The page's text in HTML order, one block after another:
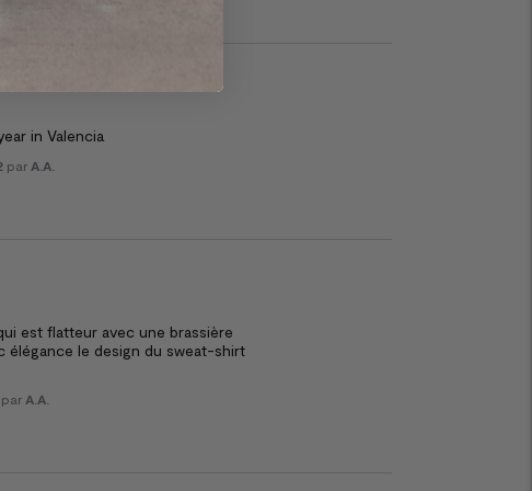
in Valencia
par A.A.
est flatteur avec une brassière
élégance le design du sweat-shirt
par A.A.